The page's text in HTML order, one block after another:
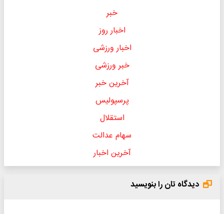
خبر
اخبار روز
اخبار ورزشی
خبر ورزشی
آخرین خبر
پرسپولیس
استقلال
سهام عدالت
آخرین اخبار
دیدگاه تان را بنویسید